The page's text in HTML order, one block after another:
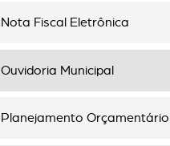
Nota Fiscal Eletrônica
Ouvidoria Municipal
Planejamento Orçamentário